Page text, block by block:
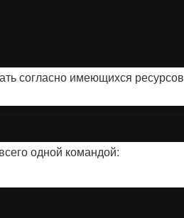
согласно имеющихся
одной командой: